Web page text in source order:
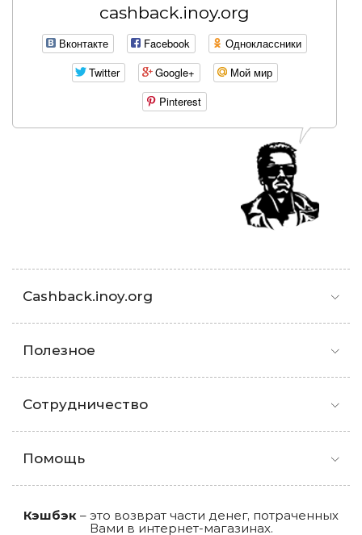
cashback.inoy.org
Вконтакте Facebook
Одноклассники
Twitter
Google+
Мой мир
Pinterest
Cashback.inoy.org
Полезное
Сотрудничество
Помощь
Кэшбэк – это возврат части денег, потраченных
Вами в интернет-магазинах.